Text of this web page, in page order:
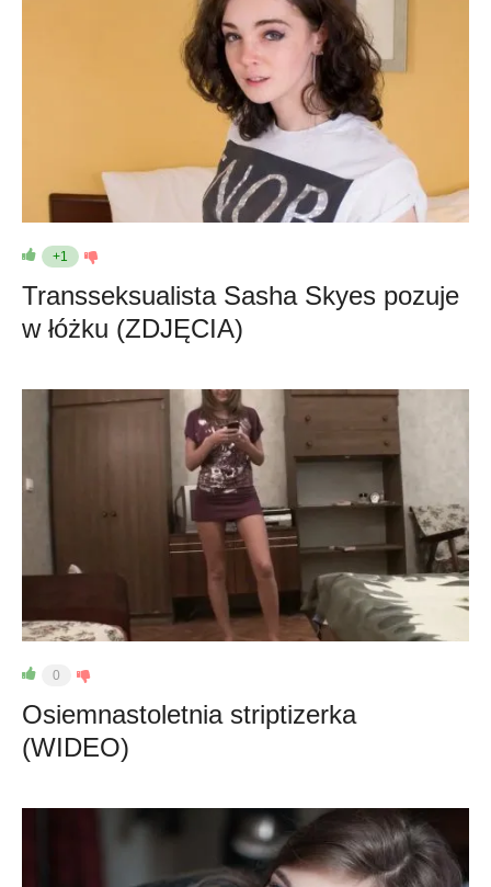
+1
Transseksualista Sasha Skyes pozuje
w łóżku (ZDJĘCIA)
0
Osiemnastoletnia striptizerka
(WIDEO)